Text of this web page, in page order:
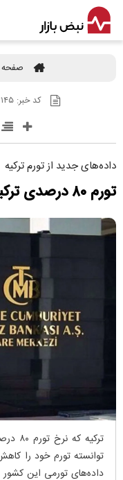
کد خبر:
داده‌های جدید از تورم ترکیه
تورم ۸۰ درصدی ترکیه تک رقمی می‌شود
توانسته تورم خود را